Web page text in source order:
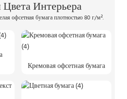
Интерьера
офсетная бумага плотностью 80 г/м².
Кремовая офсетная бумага